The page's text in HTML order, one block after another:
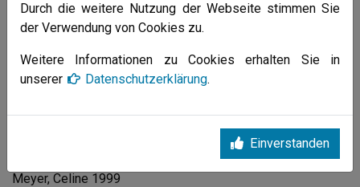
Meißner, Nils 1997
100 m Rücken in 01:23,74
50 m Rücken in 00:37,45
200 m Freistil in 02:41,81 PR
Meyer, Celine 1999
Durch die weitere Nutzung der Webseite stimmen Sie
der Verwendung von Cookies zu.
Weitere Informationen zu Cookies erhalten Sie in
unserer
Datenschutzerklärung.
Einverstanden